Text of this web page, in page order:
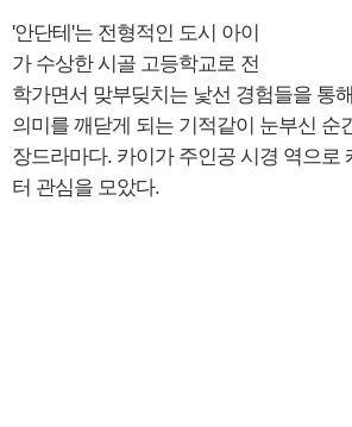
'안단테'는 전형적인 도시 아이
가 수상한 시골 고등학교로 전
학가면서 맞부딪치는 낯선 경험들을 통
의미를 깨닫게 되는 기적같이 눈부신 순
장드라마다. 카이가 주인공 시경 역으로
터 관심을 모았다.